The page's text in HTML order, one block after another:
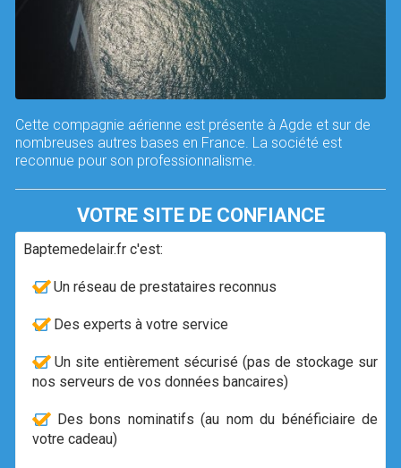
Cette compagnie aérienne est présente à Agde et sur de
nombreuses autres bases en France. La société est
reconnue pour son professionnalisme.
VOTRE SITE DE CONFIANCE
Baptemedelair.fr c'est:
Un réseau de prestataires reconnus
Des experts à votre service
Un site entièrement sécurisé (pas de stockage sur
nos serveurs de vos données bancaires)
Des bons nominatifs (au nom du bénéficiaire de
votre cadeau)